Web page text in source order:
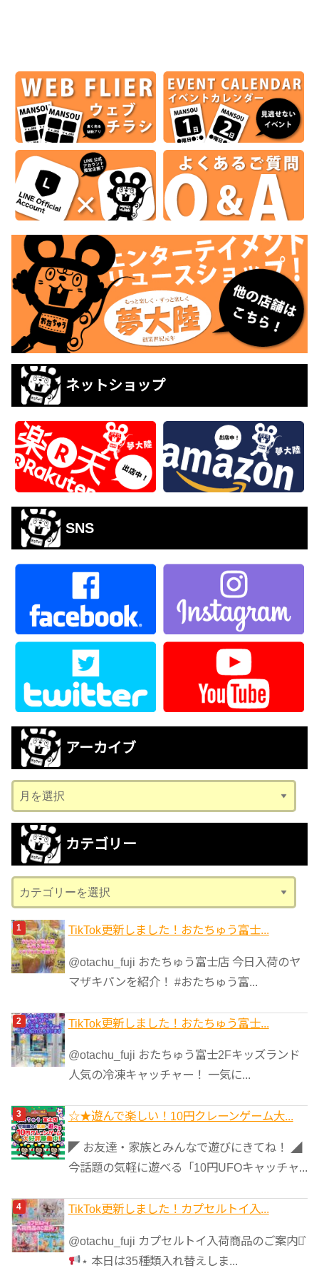
ネットショップ
SNS
アーカイブ
ー
カ
ブ
カテゴリー
テ
ゴ
リ
ー
TikTok更新しました！おたちゅう富士...
@otachu_fuji おたちゅう富士店 今日入荷のヤ
マザキパンを紹介！ #おたちゅう富...
TikTok更新しました！おたちゅう富士...
@otachu_fuji おたちゅう富士2Fキッズランド
人気の冷凍キャッチャー！ 一気に...
☆★遊んで楽しい！10円クレーンゲーム大...
◤ お友達・家族とみんなで遊びにきてね！ ◢
今話題の気軽に遊べる「10円UFOキャッチャ...
TikTok更新しました！カプセルトイ入...
@otachu_fuji カプセルトイ入荷商品のご案内⋆͛
⋆ 本日は35種類入れ替えしま...